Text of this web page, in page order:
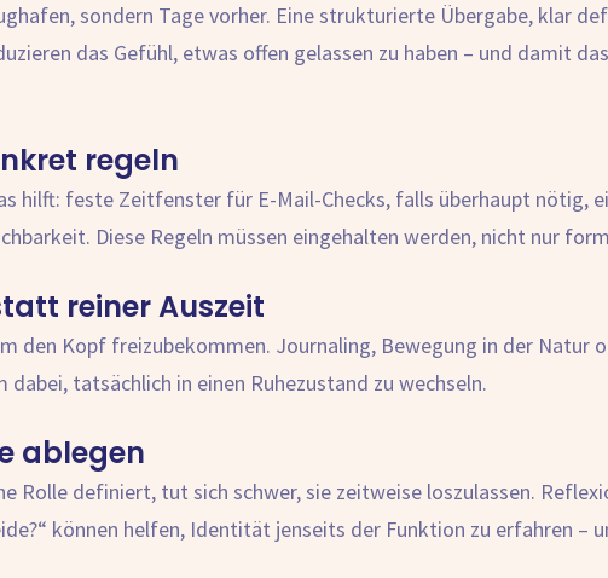
sondern Tage vorher. Eine strukturierte Übergabe, klar
das Gefühl, etwas offen gelassen zu haben – und damit
regeln
hilft: feste Zeitfenster für E-Mail-Checks, falls überhaupt nötig,
Diese Regeln müssen eingehalten werden, nicht nur
reiner Auszeit
den Kopf freizubekommen. Journaling, Bewegung in der Natur
tatsächlich in einen Ruhezustand zu wechseln.
ablegen
Rolle definiert, tut sich schwer, sie zeitweise loszulassen.
können helfen, Identität jenseits der Funktion zu erfahren –